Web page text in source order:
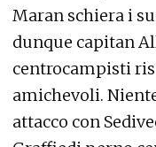
Maran schiera i
dunque capitan
centrocampisti
amichevoli.
attacco con